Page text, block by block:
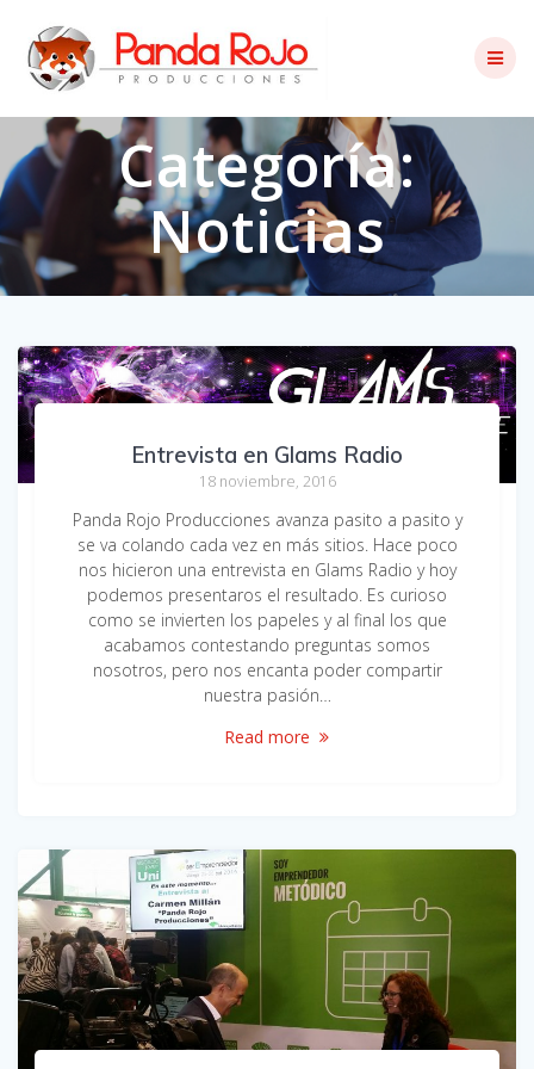
content
Categoría:
Noticias
Entrevista en Glams Radio
18 noviembre, 2016
Panda Rojo Producciones avanza pasito a pasito y
se va colando cada vez en más sitios. Hace poco
nos hicieron una entrevista en Glams Radio y hoy
podemos presentaros el resultado. Es curioso
como se invierten los papeles y al final los que
acabamos contestando preguntas somos
nosotros, pero nos encanta poder compartir
nuestra pasión…
Read more